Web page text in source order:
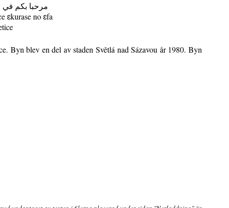
مرحبا بكم
ɛkurase no ɛfa
Byn blev en del av staden Světlá nad Sázavou år 1980. Byn